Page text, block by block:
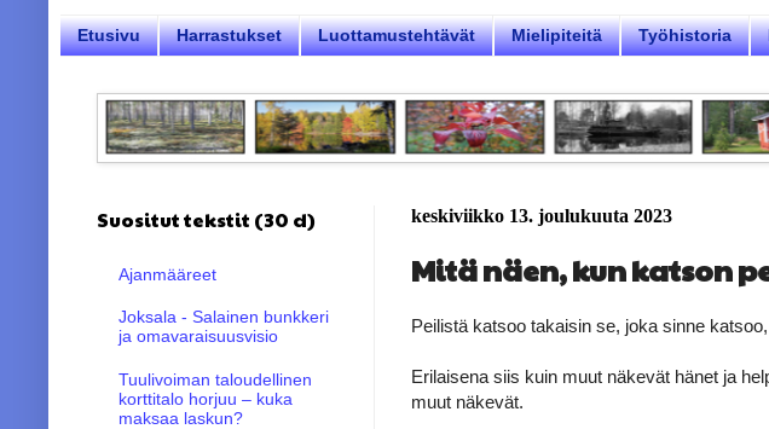
Etusivu Harrastukset Luottamustehtävät Mielipiteitä Työhistoria
keskiviikko 13. joulukuuta 2023
Mitä näen, kun katson
Peilistä katsoo takaisin se, joka sinne
Erilaisena siis kuin muut näkevät hänet ja
muut näkevät.
Suositut tekstit (30 d)
Ajanmääreet
Joksala - Salainen bunkkeri
ja omavaraisuusvisio
Tuulivoiman taloudellinen
korttitalo horjuu – kuka
maksaa laskun?